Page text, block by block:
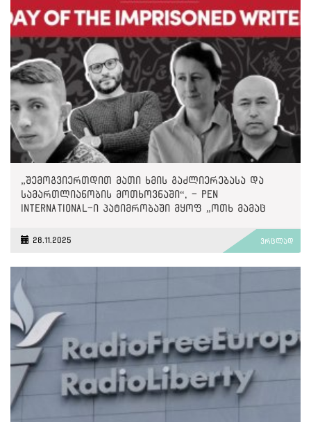
„შემოგვიერთდით მათი ხმის გაძლიერებასა და
სამართლიანობის მოთხოვნაში“, - PEN
International-ი პატიმრობაში მყოფ „ოთხ მამაც
28.11.2025 ვრცლად